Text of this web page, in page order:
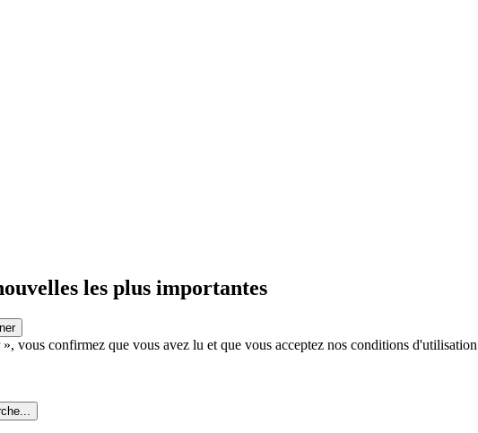
les plus importantes
vous confirmez que vous avez lu et que vous acceptez nos conditions